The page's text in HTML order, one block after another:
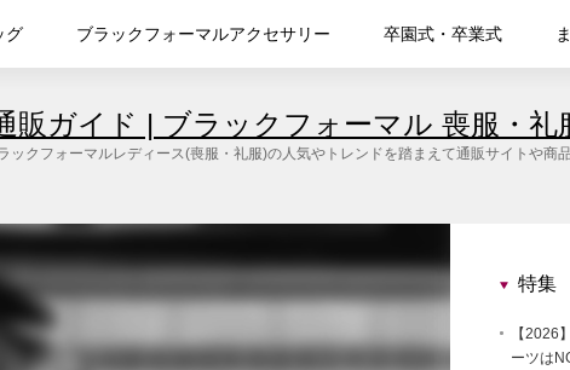
販ガイド | ブラックフォーマル 喪服・礼
クフォーマルレディース(喪服・礼服)の人気やトレンドを踏まえて通販サイトや商
グ ブラックフォーマルアクセサリー 卒園式・卒業式
特集
【2026
ーツは